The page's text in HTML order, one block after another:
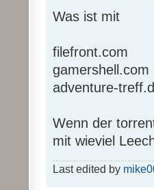
Was ist mit
filefront.com
gamershell.com
adventure-
Wenn der
mit wieviel
Last edited by